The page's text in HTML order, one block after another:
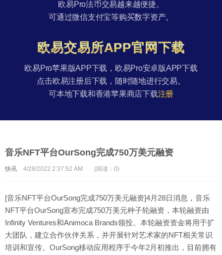
欧易Pro法币交易越来越便捷。
可通过微信支付宝等购买数字资产。
欧易交易所APP官网下载
欧易Pro苹果版APP下载，欧易Pro安卓版APP下载
点击欧易注册后下载，随时随地进行交易。
可本地下载和香港苹果商店下载注册
音乐NFT平台OurSong完成750万美元融资
快讯 4/28/2022 2:37:52 AM (阅读：0)
[音乐NFT平台OurSong完成750万美元融资]4月28日消息，音乐
NFT平台OurSong宣布完成750万美元种子轮融资，本轮融资由
Infinity Ventures和Animoca Brands领投。本轮融资资金将用于扩
大团队，建立合作伙伴关系，并开展针对艺术家的NFT相关常识
培训和宣传。OurSong移动应用程序于今年2月初推出，目前拥有